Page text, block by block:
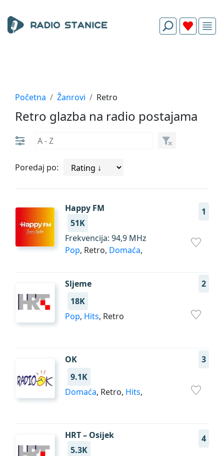
Početna Žanrovi Retro
Retro glazba na radio postajama
Poredaj po:
Happy FM
1
51K
Frekvencija: 94,9 MHz
Pop, Retro, Domaća,
Sljeme
2
18K
Pop, Hits, Retro
OK
3
9.1K
Domaća, Retro, Hits,
HRT – Osijek
4
5.3K